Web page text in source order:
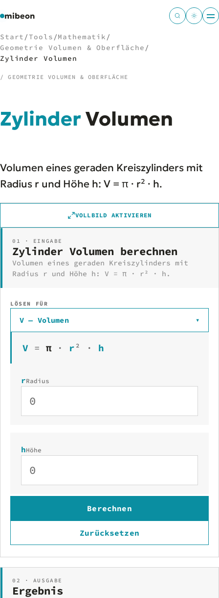
mibeon
01 Start
02 MB
Docs
06Tools
07Welten
Start /Tools /Mathematik /
Geometrie Volumen & Oberfläche /
Zylinder Volumen
/ GEOMETRIE VOLUMEN & OBERFLÄCHE
ZylinderVolumen
Volumen eines geraden Kreiszylinders mit
Radius r und Höhe h: V = π · r² · h.
VOLLBILD AKTIVIEREN
01 · EINGABE
Zylinder Volumen berechnen
Volumen eines geraden Kreiszylinders mit
Radius r und Höhe h: V = π · r² · h.
LÖSEN FÜR
V — Volumen ▾
V = π · r² · h
rRadius
hHöhe
Berechnen
Zurücksetzen
02 · AUSGABE
Ergebnis